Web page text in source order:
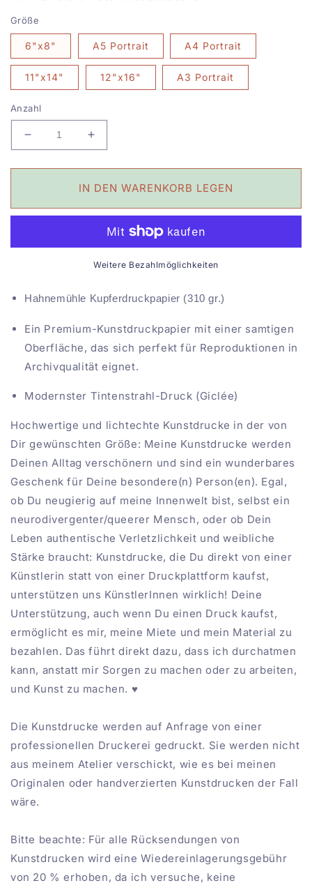
Größe
6"x8" A5 Portrait A4 Portrait
11"x14" 12"x16" A3 Portrait
Anzahl
Verringere
Menge
JESTER
Hahnemühle
Erhöhe
Menge
für
JESTER
Hahnemühle
IN DEN WARENKORB LEGEN
Weitere Bezahlmöglichkeiten
Hahnemühle Kupferdruckpapier (310 gr.)
Ein Premium-Kunstdruckpapier mit einer samtigen
Oberfläche, das sich perfekt für Reproduktionen in
Archivqualität eignet.
Modernster Tintenstrahl-Druck (Giclée)
Hochwertige und lichtechte Kunstdrucke in der von
Dir gewünschten Größe: Meine Kunstdrucke werden
Deinen Alltag verschönern und sind ein wunderbares
Geschenk für Deine besondere(n) Person(en). Egal,
ob Du neugierig auf meine Innenwelt bist, selbst ein
neurodivergenter/queerer Mensch, oder ob Dein
Leben authentische Verletzlichkeit und weibliche
Stärke braucht: Kunstdrucke, die Du direkt von einer
Künstlerin statt von einer Druckplattform kaufst,
unterstützen uns KünstlerInnen wirklich! Deine
Unterstützung, auch wenn Du einen Druck kaufst,
ermöglicht es mir, meine Miete und mein Material zu
bezahlen. Das führt direkt dazu, dass ich durchatmen
kann, anstatt mir Sorgen zu machen oder zu arbeiten,
und Kunst zu machen. ♥
Die Kunstdrucke werden auf Anfrage von einer
professionellen Druckerei gedruckt. Sie werden nicht
aus meinem Atelier verschickt, wie es bei meinen
Originalen oder handverzierten Kunstdrucken der Fall
wäre.
Bitte beachte: Für alle Rücksendungen von
Kunstdrucken wird eine Wiedereinlagerungsgebühr
von 20 % erhoben, da ich versuche, keine